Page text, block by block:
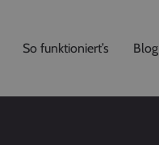
So funktioniert’s Blog